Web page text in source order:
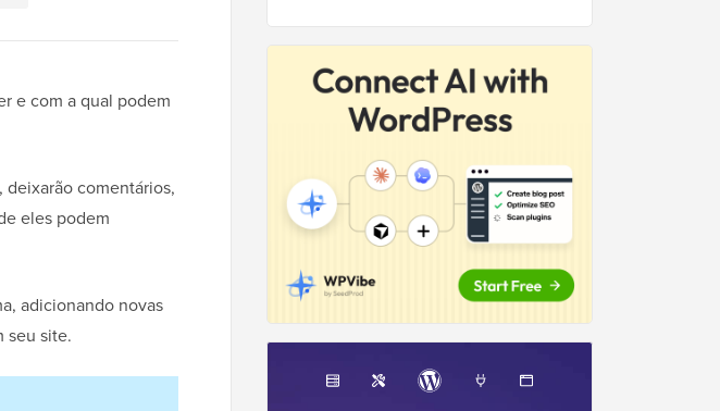
e com a qual podem
comentários,
eles podem
adicionando novas
seu site.